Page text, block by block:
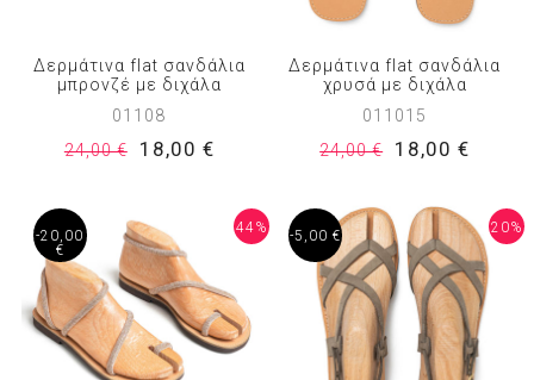
Δερμάτινα flat σανδάλια
μπρονζέ με διχάλα
01108
24,00 €
18,00 €
Δερμάτινα flat σανδάλια
χρυσά με διχάλα
011015
24,00 €
18,00 €
44%
-20,00
€
20%
-5,00 €